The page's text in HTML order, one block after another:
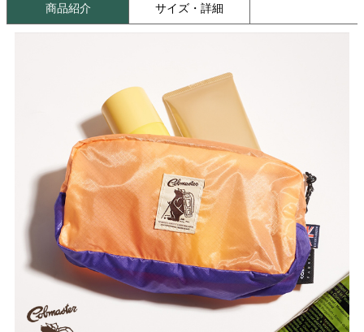
商品紹介 サイズ・詳細